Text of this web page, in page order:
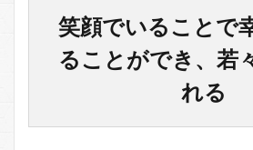
笑顔でいることで
ることができ、若
れる